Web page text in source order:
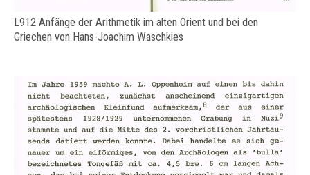
L912 Anfänge der Arithmetik im alten Orient und bei den
Griechen von Hans-Joachim Waschkies